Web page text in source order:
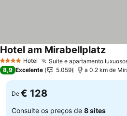
4 EstrelasHotel Suíte e apartamento
Hotel am MirabellplatzVer
8,9 Excelente 5.059 a 0.2 km de
De € 128
Consulte os preços de 8 sites